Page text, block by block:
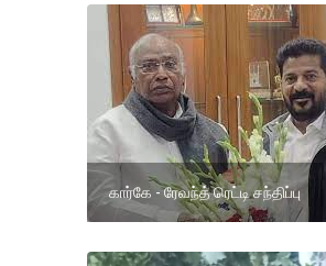
கார்கே - ரேவந்த் ரெட்டி சந்திப்பு